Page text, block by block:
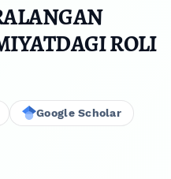
ROLI
Google Scholar